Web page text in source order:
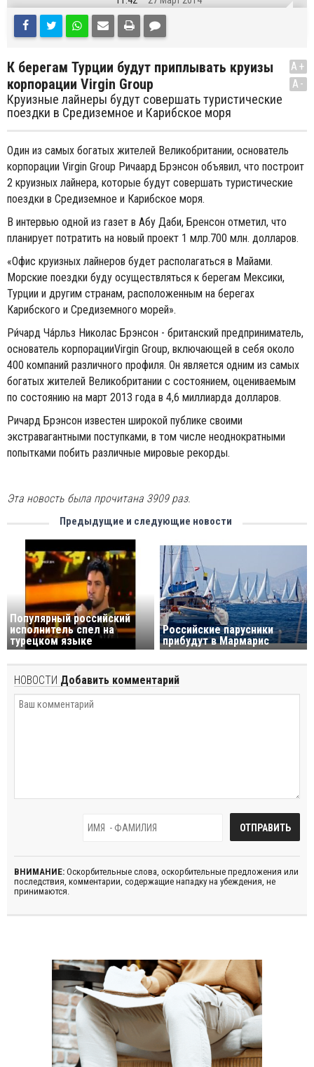
К берегам Турции будут приплывать круизы
корпорации Virgin Group
Круизные лайнеры будут совершать туристические
поездки в Средиземное и Карибское моря
A+
A-
Один из самых богатых жителей Великобритании, основатель
корпорации Virgin Group Ричаард Брэнсон объявил, что построит
2 круизных лайнера, которые будут совершать туристические
поездки в Средиземное и Карибское моря.
В интервью одной из газет в Абу Даби, Бренсон отметил, что
планирует потратить на новый проект 1 млр.700 млн. долларов.
«Офис круизных лайнеров будет располагаться в Майами.
Морские поездки буду осуществляться к берегам Мексики,
Турции и другим странам, расположенным на берегах
Карибского и Средиземного морей».
Ри́чард Ча́рльз Николас Брэнсон - британский предприниматель,
основатель корпорацииVirgin Group, включающей в себя около
400 компаний различного профиля. Он является одним из самых
богатых жителей Великобритании с состоянием, оцениваемым
по состоянию на март 2013 года в 4,6 миллиарда долларов.
Ричард Брэнсон известен широкой публике своими
экстравагантными поступками, в том числе неоднократными
попытками побить различные мировые рекорды.
Эта новость была прочитана 3909 раз.
Предыдущие и следующие новости
Популярный российский
исполнитель спел на
турецком языке
Российские парусники
прибудут в Мармарис
НОВОСТИ Добавить комментарий
ВНИМАНИЕ: Оскорбительные слова, оскорбительные предложения или
последствия, комментарии, содержащие нападку на убеждения, не
принимаются.